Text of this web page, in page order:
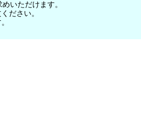
いただけます。
ださい。